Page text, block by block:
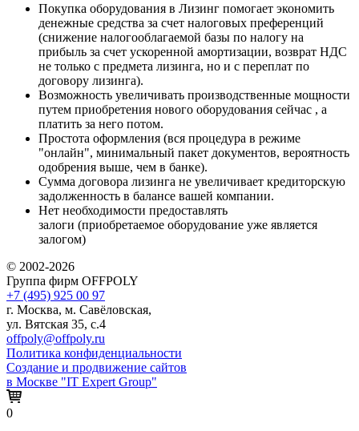
Покупка оборудования в Лизинг помогает экономить
денежные средства за счет налоговых преференций
(снижение налогооблагаемой базы по налогу на
прибыль за счет ускоренной амортизации, возврат НДС
не только с предмета лизинга, но и с переплат по
договору лизинга).
Возможность увеличивать производственные мощности
путем приобретения нового оборудования сейчас , а
платить за него потом.
Простота оформления (вся процедура в режиме
"онлайн", минимальный пакет документов, вероятность
одобрения выше, чем в банке).
Сумма договора лизинга не увеличивает кредиторскую
задолженность в балансе вашей компании.
Нет необходимости предоставлять
залоги (приобретаемое оборудование уже является
залогом)
© 2002-2026
Группа фирм OFFPOLY
+7 (495) 925 00 97
г. Москва, м. Савёловская,
ул. Вятская 35, с.4
offpoly@offpoly.ru
Политика конфиденциальности
Создание и продвижение сайтов
в Москве "IT Expert Group"
0